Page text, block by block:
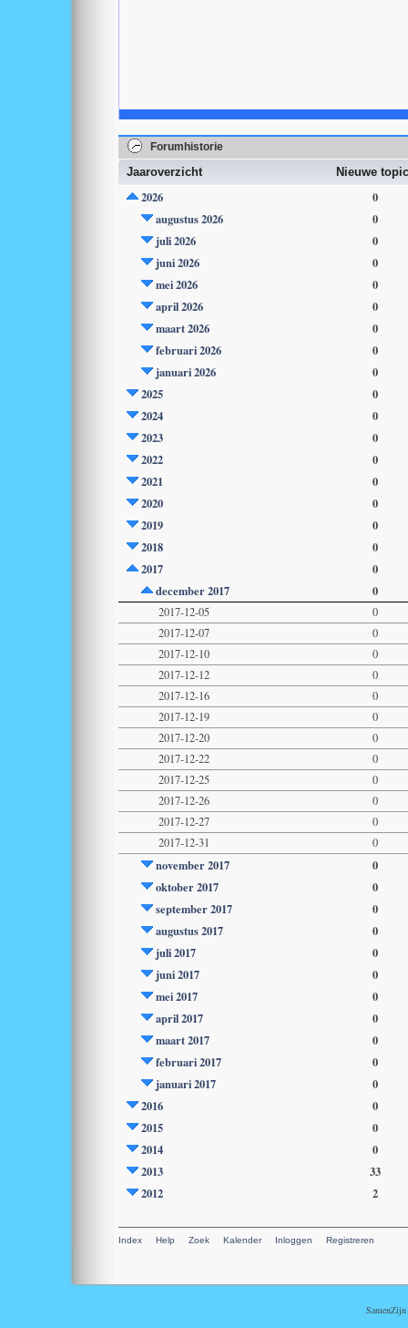
Forumhistorie
Jaaroverzicht Nieuwe
2026
0
augustus 2026
0
juli 2026
0
juni 2026
0
mei 2026
0
april 2026
0
maart 2026
0
februari 2026
0
januari 2026
0
2025
0
2024
0
2023
0
2022
0
2021
0
2020
0
2019
0
2018
0
2017
0
december 2017
0
2017-12-05
0
2017-12-07
0
2017-12-10
0
2017-12-12
0
2017-12-16
0
2017-12-19
0
2017-12-20
0
2017-12-22
0
2017-12-25
0
2017-12-26
0
2017-12-27
0
2017-12-31
0
november 2017
0
oktober 2017
0
september 2017
0
augustus 2017
0
juli 2017
0
juni 2017
0
mei 2017
0
april 2017
0
maart 2017
0
februari 2017
0
januari 2017
0
2016
0
2015
0
2014
0
2013
33
2012
2
Index Help Zoek Kalender Inloggen Registreren